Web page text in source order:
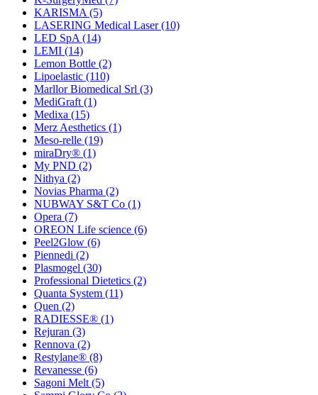
KARISMA (5)
LASERING Medical Laser(10)
LED SpA (14)
LEMI (14)
Lemon Bottle (2)
Lipoelastic (110)
Marllor Biomedical Srl (3)
MediGraft (1)
Medixa (15)
Merz Aesthetics (1)
Meso-relle (19)
miraDry® (1)
My PND (2)
Nithya (2)
Novias Pharma (2)
NUBWAY S&T Co (1)
Opera (7)
OREON Life science (6)
Peel2Glow (6)
Piennedi (2)
Plasmogel (30)
Professional Dietetics (2)
Quanta System (11)
Quen (2)
RADIESSE® (1)
Rejuran (3)
Rennova (2)
Restylane® (8)
Revanesse (6)
Sagoni Melt (5)